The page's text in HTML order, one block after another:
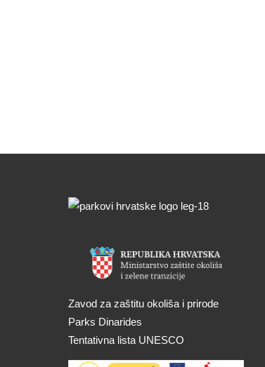
Zavod za zaštitu okoliša i prirode
Parks Dinarides
Tentativna lista UNESCO